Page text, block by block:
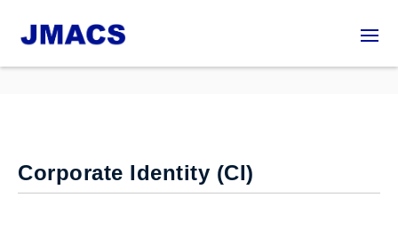
Corporate Identity (CI)